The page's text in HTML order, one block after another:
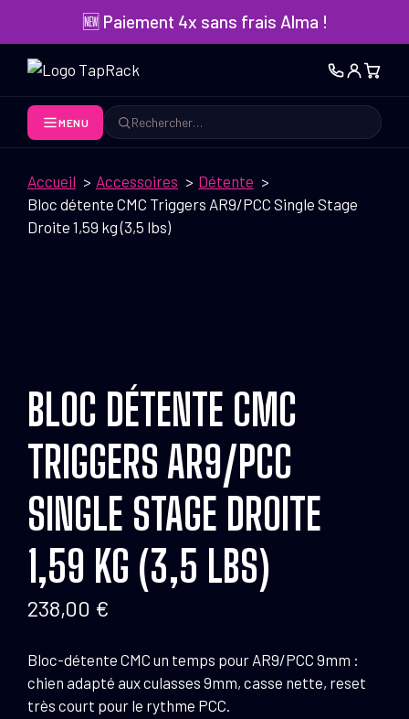
contenu
🆕 Paiement 4x sans frais Alma !
MENU
Rechercher
Accueil Accessoires
Détente
Bloc détente CMC Triggers AR9/PCC Single Stage
Droite 1,59 kg (3,5 lbs)
BLOC DÉTENTE CMC
TRIGGERS AR9/PCC
SINGLE STAGE DROITE
1,59 KG (3,5 LBS)
238,00 €
Bloc-détente CMC un temps pour AR9/PCC 9mm :
chien adapté aux culasses 9mm, casse nette, reset
très court pour le rythme PCC.